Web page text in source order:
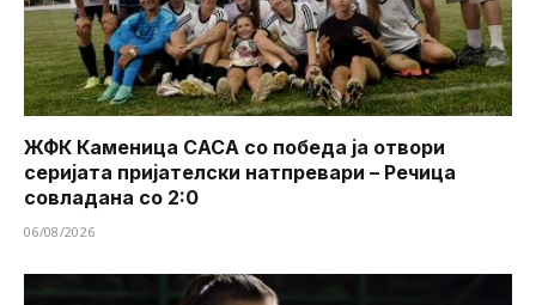
ЖФК Каменица САСА со победа ја отвори
серијата пријателски натпревари – Речица
совладана со 2:0
06/08/2026